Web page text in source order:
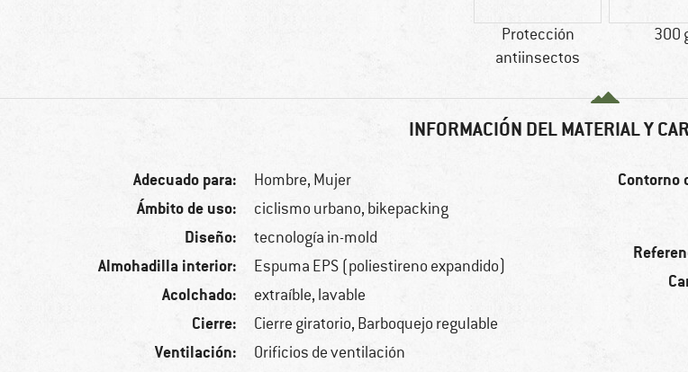
Protección
antiinsectos
300
INFORMACIÓN DEL MATERIAL Y
Adecuado para: Hombre, Mujer
Ámbito de uso: ciclismo urbano, bikepacking
Diseño: tecnología in-mold
Almohadilla interior: Espuma EPS (poliestireno expandido)
Acolchado: extraíble, lavable
Cierre: Cierre giratorio, Barboquejo regulable
Ventilación: Orificios de ventilación
Contorno